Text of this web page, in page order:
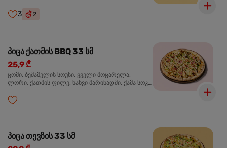
3 2
პიცა ქათმის BBQ 33 სმ
25,9 ₾
ცომი, ბეშამელის სოუსი, ყველი მოცარელა,
ლორი, ქათმის ფილე, ხახვი მარინადში, ქამა სოკო
პიცა თევზის 33 სმ